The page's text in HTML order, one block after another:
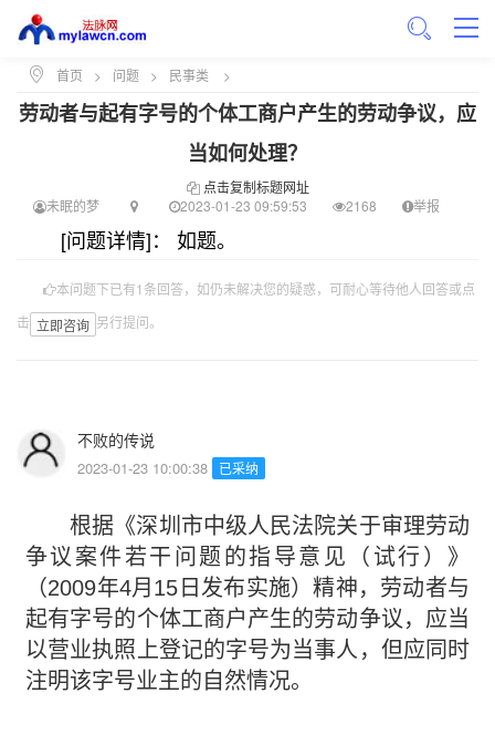
首页 > 问题 > 民事类 >
劳动者与起有字号的个体工商户产生的劳动争议，应
当如何处理？
点击复制标题网址
未眠的梦
2023-01-23 09:59:53 2168 举报
[问题详情]： 如题。
本问题下已有1条回答，如仍未解决您的疑惑，可耐心等待他人回答或点
击 立即咨询 另行提问。
不败的传说
2023-01-23 10:00:38 已采纳
根据《深圳市中级人民法院关于审理劳动
争议案件若干问题的指导意见（试行）》
（2009年4月15日发布实施）精神，劳动者与
起有字号的个体工商户产生的劳动争议，应当
以营业执照上登记的字号为当事人，但应同时
注明该字号业主的自然情况。